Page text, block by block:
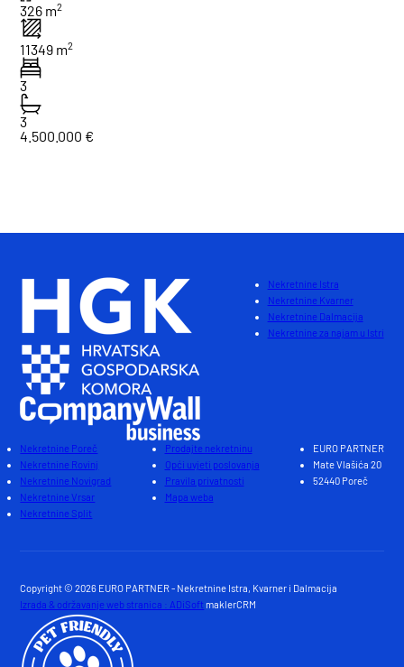
326 m2
11349 m2
3
3
4.500.000 €
Nekretnine Istra
Nekretnine Kvarner
Nekretnine Dalmacija
Nekretnine za najam u Istri
Nekretnine Poreč
Nekretnine Rovinj
Nekretnine Novigrad
Nekretnine Vrsar
Nekretnine Split
Prodajte nekretninu
Opći uvjeti poslovanja
Pravila privatnosti
Mapa weba
EURO PARTNER
Mate Vlašića 20
52440 Poreč
Copyright © 2026 EURO PARTNER - Nekretnine Istra, Kvarner i Dalmacija
Izrada & održavanje web stranica : ADiSoft maklerCRM